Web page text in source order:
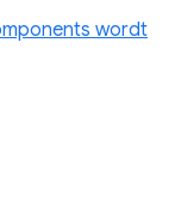
wordt